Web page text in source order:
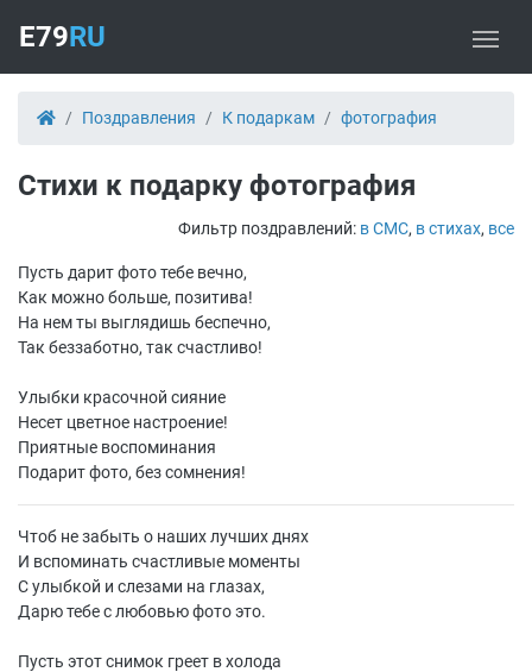
E79RU
Поздравления К подаркам фотография
Стихи к подарку фотография
Фильтр поздравлений: в СМС, в стихах, все
Пусть дарит фото тебе вечно,
Как можно больше, позитива!
На нем ты выглядишь беспечно,
Так беззаботно, так счастливо!
Улыбки красочной сияние
Несет цветное настроение!
Приятные воспоминания
Подарит фото, без сомнения!
Чтоб не забыть о наших лучших днях
И вспоминать счастливые моменты
С улыбкой и слезами на глазах,
Дарю тебе с любовью фото это.
Пусть этот снимок греет в холода